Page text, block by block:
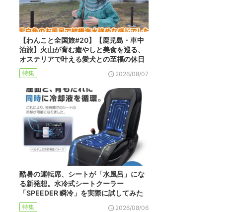
【わんこと全国旅#20】【鹿児島・車中
泊旅】火山が育む癒やしと美食を巡る、
オステリアで叶える愛犬との至福の休日
特集 2026/08/07
酷暑の運転席、シートが「水風呂」にな
る新発想。水冷式シートクーラー
「SPEEDER 瞬冷」を実際に試してみた
特集 2026/08/06